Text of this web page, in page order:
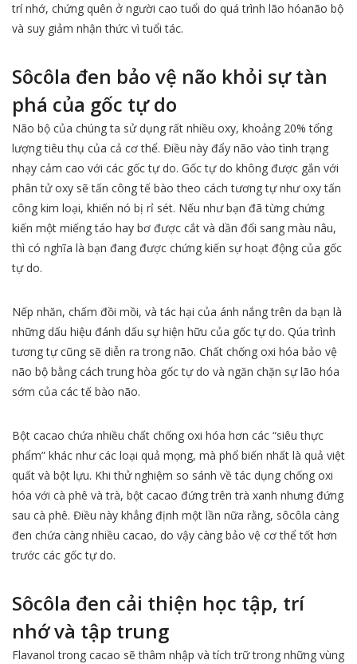
trí nhớ, chứng quên ở người cao tuổi do quá trình lão hóanão bộ
và suy giảm nhận thức vì tuổi tác.
Sôcôla đen bảo vệ não khỏi sự tàn
phá của gốc tự do
Não bộ của chúng ta sử dụng rất nhiều oxy, khoảng 20% tổng
lượng tiêu thụ của cả cơ thể. Điều này đẩy não vào tình trạng
nhạy cảm cao với các gốc tự do. Gốc tự do không được gắn với
phân tử oxy sẽ tấn công tế bào theo cách tương tự như oxy tấn
công kim loại, khiến nó bị rỉ sét. Nếu như bạn đã từng chứng
kiến một miếng táo hay bơ được cắt và dần đổi sang màu nâu,
thì có nghĩa là bạn đang được chứng kiến sự hoạt động của gốc
tự do.
Nếp nhăn, chấm đồi mồi, và tác hại của ánh nắng trên da bạn là
những dấu hiệu đánh dấu sự hiện hữu của gốc tự do. Qúa trình
tương tự cũng sẽ diễn ra trong não. Chất chống oxi hóa bảo vệ
não bộ bằng cách trung hòa gốc tự do và ngăn chặn sự lão hóa
sớm của các tế bào não.
Bột cacao chứa nhiều chất chống oxi hóa hơn các “siêu thực
phẩm” khác như các loại quả mọng, mà phổ biến nhất là quả việt
quất và bột lựu. Khi thử nghiệm so sánh về tác dụng chống oxi
hóa với cà phê và trà, bột cacao đứng trên trà xanh nhưng đứng
sau cà phê. Điều này khẳng định một lần nữa rằng, sôcôla càng
đen chứa càng nhiều cacao, do vậy càng bảo vệ cơ thể tốt hơn
trước các gốc tự do.
Sôcôla đen cải thiện học tập, trí
nhớ và tập trung
Flavanol trong cacao sẽ thâm nhập và tích trữ trong những vùng